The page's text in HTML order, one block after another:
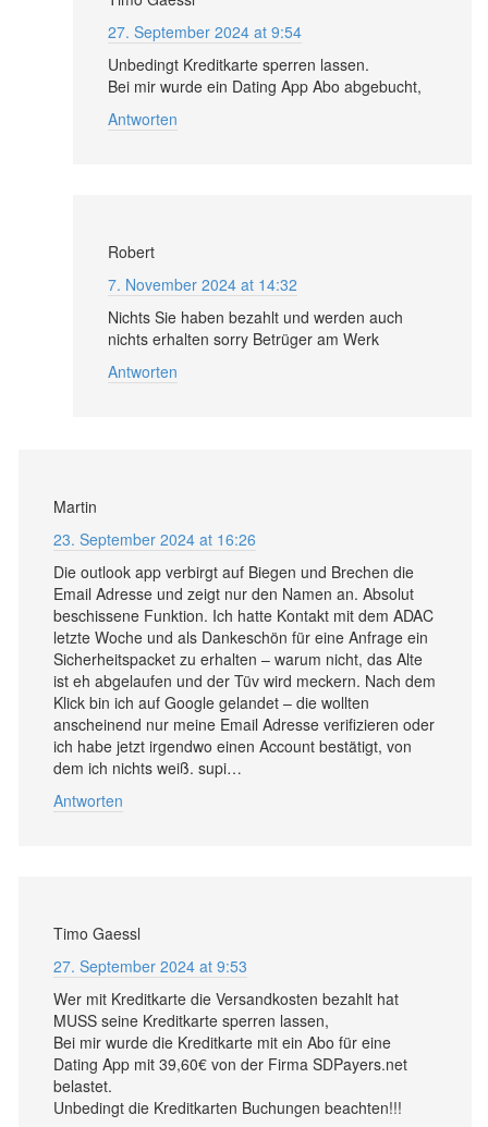
27. September 2024 at 9:54
Unbedingt Kreditkarte sperren lassen.
Bei mir wurde ein Dating App Abo abgebucht,
Antworten
Robert
7. November 2024 at 14:32
Nichts Sie haben bezahlt und werden auch
nichts erhalten sorry Betrüger am Werk
Antworten
Martin
23. September 2024 at 16:26
Die outlook app verbirgt auf Biegen und Brechen die
Email Adresse und zeigt nur den Namen an. Absolut
beschissene Funktion. Ich hatte Kontakt mit dem ADAC
letzte Woche und als Dankeschön für eine Anfrage ein
Sicherheitspacket zu erhalten – warum nicht, das Alte
ist eh abgelaufen und der Tüv wird meckern. Nach dem
Klick bin ich auf Google gelandet – die wollten
anscheinend nur meine Email Adresse verifizieren oder
ich habe jetzt irgendwo einen Account bestätigt, von
dem ich nichts weiß. supi…
Antworten
Timo Gaessl
27. September 2024 at 9:53
Wer mit Kreditkarte die Versandkosten bezahlt hat
MUSS seine Kreditkarte sperren lassen,
Bei mir wurde die Kreditkarte mit ein Abo für eine
Dating App mit 39,60€ von der Firma SDPayers.net
belastet.
Unbedingt die Kreditkarten Buchungen beachten!!!